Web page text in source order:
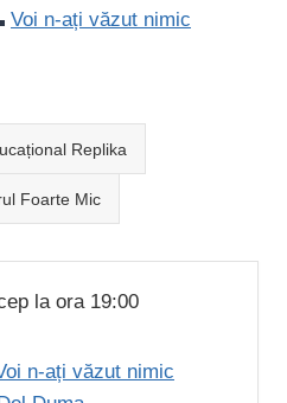
Voi n-ați văzut nimic
Replika
Foarte Mic
la ora 19:00
n-ați văzut nimic